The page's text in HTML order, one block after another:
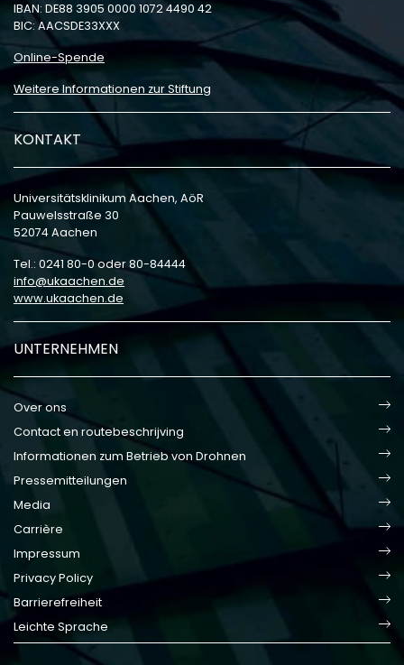
IBAN: DE88 3905 0000 1072 4490 42
BIC: AACSDE33XXX
Online-Spende
Weitere Informationen zur Stiftung
KONTAKT
Universitätsklinikum Aachen, AöR
Pauwelsstraße 30
52074 Aachen
Tel.: 0241 80-0 oder 80-84444
info
ukaachen de
www.ukaachen.de
UNTERNEHMEN
Over ons
Contact en routebeschrijving
Informationen zum Betrieb von Drohnen
Pressemitteilungen
Media
Carrière
Impressum
Privacy Policy
Barrierefreiheit
Leichte Sprache